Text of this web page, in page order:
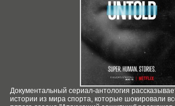
Документальный сериал-антология
истории из мира спорта, которые шокировали